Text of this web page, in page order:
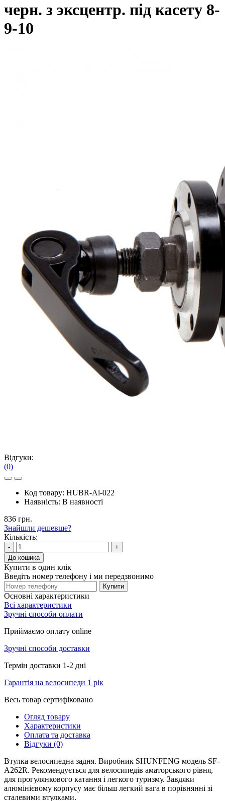
черн. з эксцентр. під касету 8-
9-10
Відгуки:
(0)
Код товару: HUBR-Al-022
Наявність: В наявності
836 грн.
Знайшли дешевше?
Кількість:
-
+
До кошика
Купити в один клік
Введіть номер телефону і ми передзвонимо
Купити
Основні характеристики
Всі характеристики
Зручні способи оплати
Приймаємо оплату online
Зручні способи доставки
Термін доставки 1-2 дні
Гарантія на велосипеди 1 рік
Весь товар сертифіковано
Огляд товару
Характеристики
Оплата та доставка
Відгуки (0)
Втулка велосипедна задня. Виробник SHUNFENG модель SF-
A262R. Рекомендується для велосипедів аматорського рівня,
для прогулянкового катання і легкого туризму. Завдяки
алюмінієвому корпусу має більш легкий вага в порівнянні зі
сталевими втулками.